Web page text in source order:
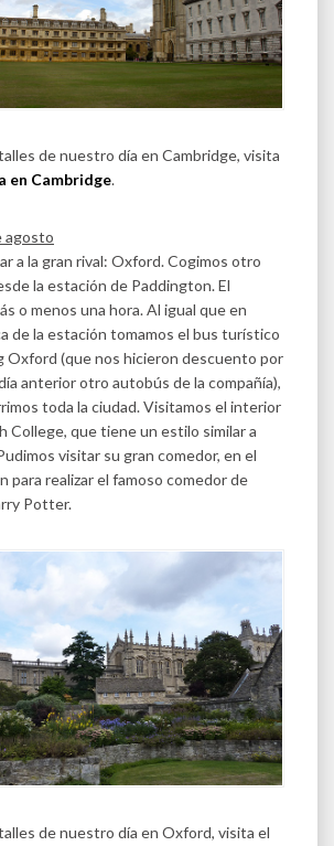
de nuestro día en Cambridge, visita
en Cambridge.
agosto
a la gran rival: Oxford. Cogimos otro
la estación de Paddington. El
o menos una hora. Al igual que en
de la estación tomamos el bus turístico
Oxford (que nos hicieron descuento por
anterior otro autobús de la compañía),
toda la ciudad. Visitamos el interior
College, que tiene un estilo similar a
visitar su gran comedor, en el
para realizar el famoso comedor de
Potter.
de nuestro día en Oxford, visita el